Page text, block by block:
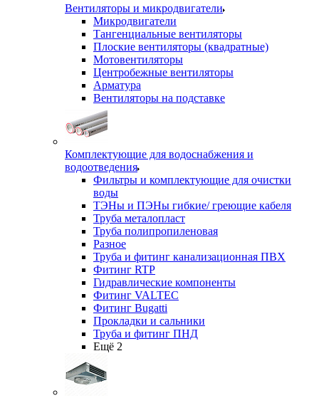
Вентиляторы и микродвигатели
Микродвигатели
Тангенциальные вентиляторы
Плоские вентиляторы (квадратные)
Мотовентиляторы
Центробежные вентиляторы
Арматура
Вентиляторы на подставке
Комплектующие для водоснабжения и
водоотведения
Фильтры и комплектующие для очистки
воды
ТЭНы и ПЭНы гибкие/ греющие кабеля
Труба металопласт
Труба полипропиленовая
Разное
Труба и фитинг канализационная ПВХ
Фитинг RTP
Гидравлические компоненты
Фитинг VALTEC
Фитинг Bugatti
Прокладки и сальники
Труба и фитинг ПНД
Ещё 2